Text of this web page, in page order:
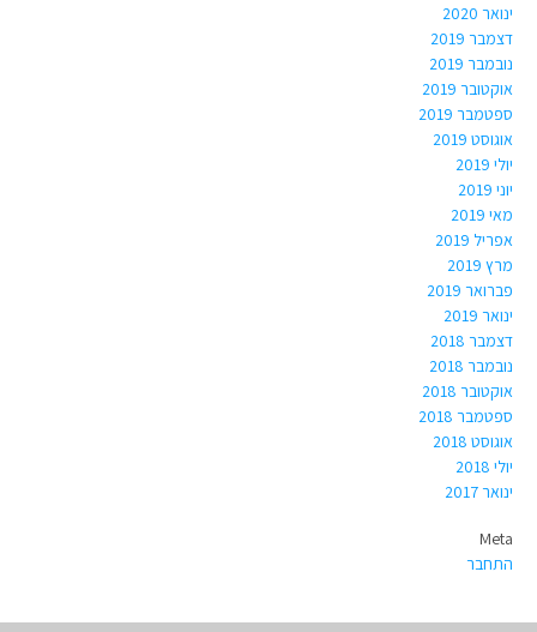
ינואר 2020
דצמבר 2019
נובמבר 2019
אוקטובר 2019
ספטמבר 2019
אוגוסט 2019
יולי 2019
יוני 2019
מאי 2019
אפריל 2019
מרץ 2019
פברואר 2019
ינואר 2019
דצמבר 2018
נובמבר 2018
אוקטובר 2018
ספטמבר 2018
אוגוסט 2018
יולי 2018
ינואר 2017
Meta
התחבר